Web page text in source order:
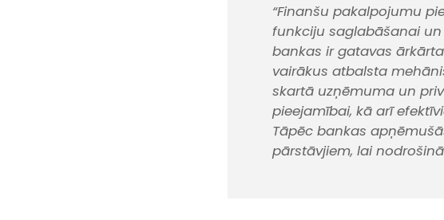
“Finanšu pakalpojumu
funkciju saglabāšanai
bankas ir gatavas
vairākus atbalsta
skartā uzņēmuma un
pieejamībai, kā arī
Tāpēc bankas
pārstāvjiem, lai